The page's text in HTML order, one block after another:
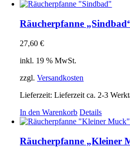
Räucherpfanne
27,60€
inkl. 19 % MwSt.
zzgl.Versandkosten
Lieferzeit:Lieferzeit ca. 2-3
In den Warenkorb Details
Räucherpfanne „Kleiner